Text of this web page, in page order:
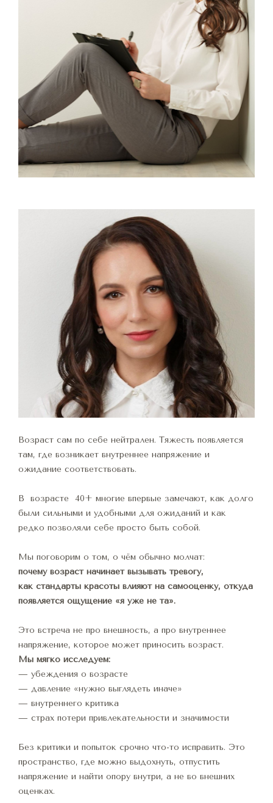
Возраст сам по себе нейтрален. Тяжесть появляется
там, где возникает внутреннее напряжение и
ожидание соответствовать.
В  возрасте  40+ многие впервые замечают, как долго
были сильными и удобными для ожиданий и как
редко позволяли себе просто быть собой.
Мы поговорим о том, о чём обычно молчат:
почему возраст начинает вызывать тревогу,
как стандарты красоты влияют на самооценку, откуда
появляется ощущение «я уже не та».
Это встреча не про внешность, а про внутреннее
напряжение, которое может приносить возраст.
Мы мягко исследуем:
— убеждения о возрасте
— давление «нужно выглядеть иначе»
— внутреннего критика
— страх потери привлекательности и значимости
Без критики и попыток срочно что-то исправить. Это
пространство, где можно выдохнуть, отпустить
напряжение и найти опору внутри, а не во внешних
оценках.